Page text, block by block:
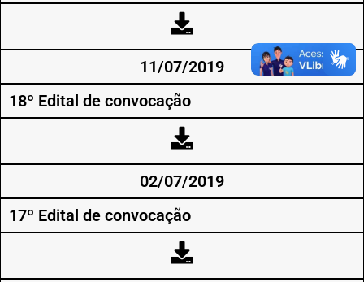
11/07/2019
18º Edital de convocação
02/07/2019
17º Edital de convocação